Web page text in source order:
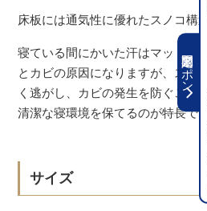
期間限定クーポン
床板には通気性に優れたスノコ構
寝ている間にかいた汗はマットレ
とカビの原因になりますが、スノ
く逃がし、カビの発生を防ぐこと
清潔な寝環境を保てるのが特長で
サイズ